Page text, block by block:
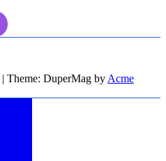
| Theme: DuperMag by Acme